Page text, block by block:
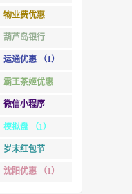
物业费优惠
（1）
葫芦岛银行
（1）
运通优惠 （1）
霸王茶姬优惠
（1）
微信小程序
（1）
模拟盘 （1）
岁末红包节
（1）
沈阳优惠 （1）